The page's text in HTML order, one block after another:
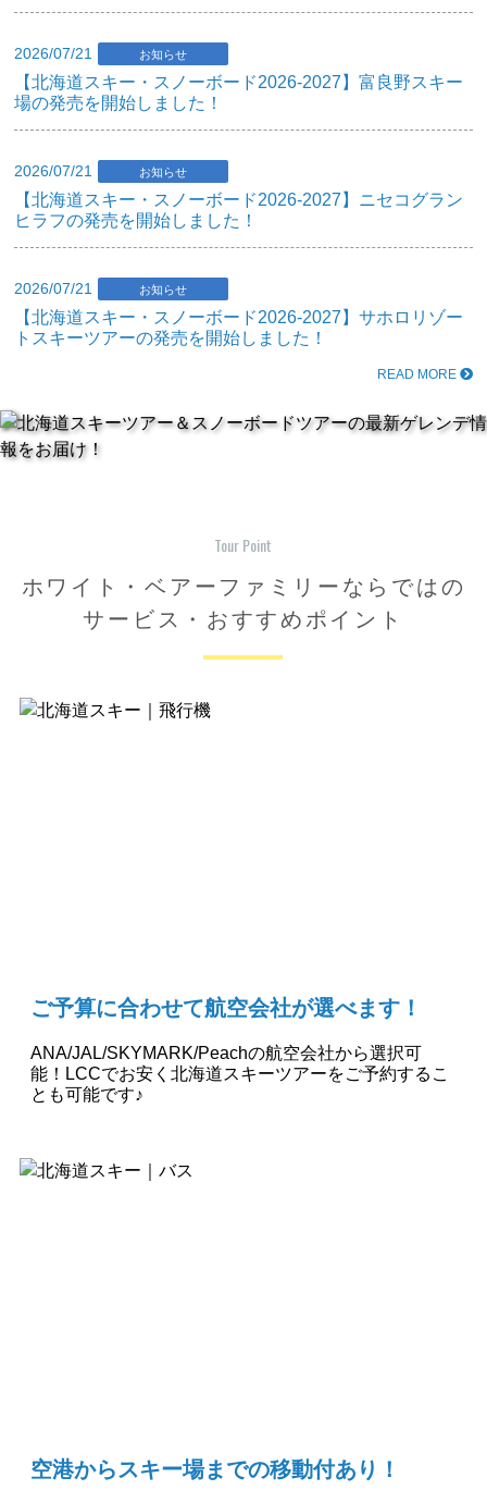
2026/07/21 お知らせ
【北海道スキー・スノーボード2026-2027】富良野スキー
場の発売を開始しました！
2026/07/21 お知らせ
【北海道スキー・スノーボード2026-2027】ニセコグラン
ヒラフの発売を開始しました！
2026/07/21 お知らせ
【北海道スキー・スノーボード2026-2027】サホロリゾー
トスキーツアーの発売を開始しました！
READ MORE
Tour Point
ホワイト・ベアーファミリーならではの
サービス・おすすめポイント
ご予算に合わせて航空会社が選べます！
ANA/JAL/SKYMARK/Peachの航空会社から選択可
能！LCCでお安く北海道スキーツアーをご予約するこ
とも可能です♪
空港からスキー場までの移動付あり！